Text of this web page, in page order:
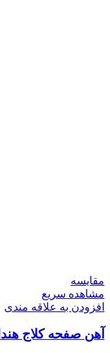
مقایسه
مشاهده سریع
افزودن به علاقه مندی
آهن صفحه کلاج هندا 125 خارجی لیون